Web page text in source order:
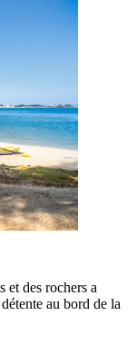
et des rochers a
au bord de la